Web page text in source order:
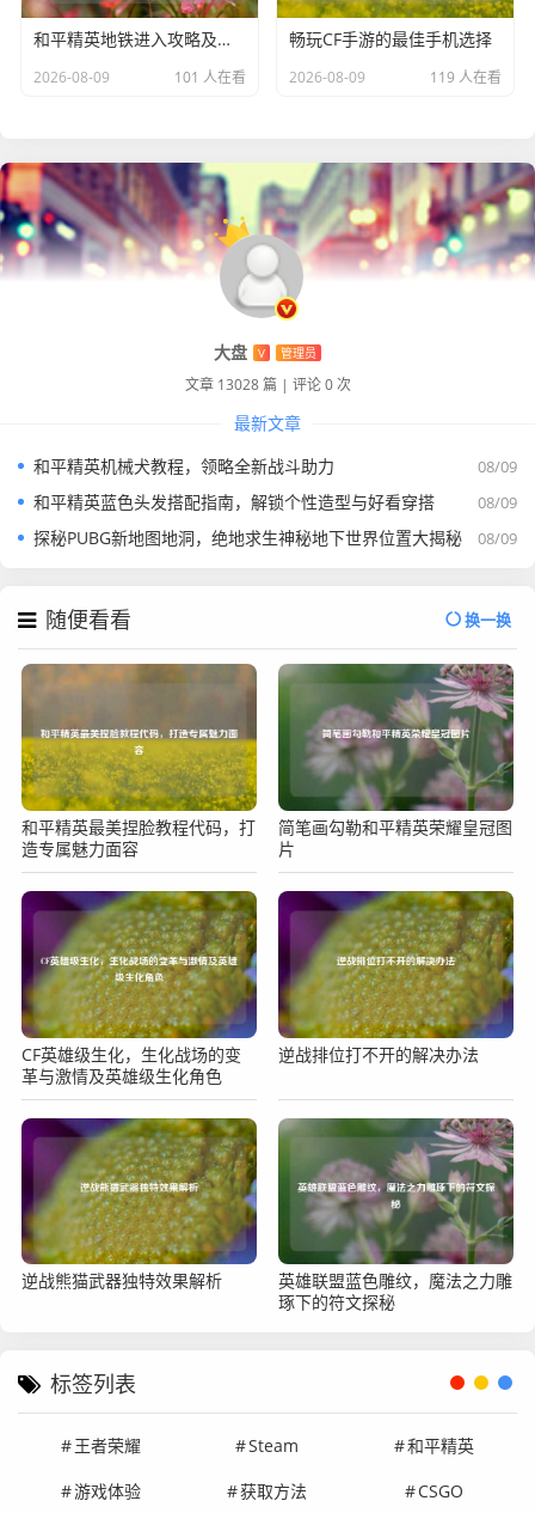
和平精英地铁进入攻略及训练场进入方法全解析
2026-08-09 101 人在看
畅玩CF手游的最佳手机选择
2026-08-09 119 人在看
大盘 V 管理员
文章 13028 篇 | 评论 0 次
最新文章
08/09
和平精英机械犬教程，领略全新战斗助力
08/09
和平精英蓝色头发搭配指南，解锁个性造型与好看穿搭
08/09
探秘PUBG新地图地洞，绝地求生神秘地下世界位置大揭秘
随便看看 换一换
和平精英最美捏脸教程代码，打
造专属魅力面容
简笔画勾勒和平精英荣耀皇冠图
片
CF英雄级生化，生化战场的变
革与激情及英雄级生化角色
逆战排位打不开的解决办法
逆战熊猫武器独特效果解析
英雄联盟蓝色雕纹，魔法之力雕
琢下的符文探秘
标签列表
王者荣耀 Steam
和平精英
游戏体验
获取方法 CSGO